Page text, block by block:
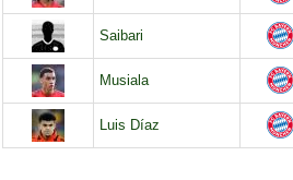
Saibari
Musiala
Luis Díaz